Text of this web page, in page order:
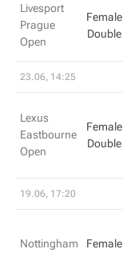
Livesport
Prague
Open
Female
Double
23.06, 14:25
Lexus
Eastbourne
Open
Female
Double
19.06, 17:20
Nottingham
Female